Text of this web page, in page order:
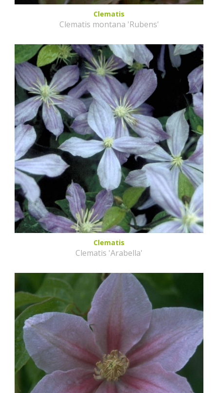
Clematis
Clematis montana 'Rubens'
Clematis
Clematis 'Arabella'